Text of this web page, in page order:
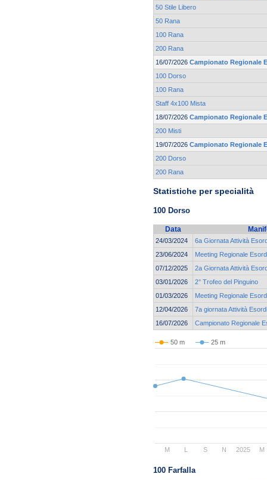
50 Stile Libero
50 Rana
100 Rana
200 Rana
16/07/2026 Campionato Regionale
100 Dorso
100 Rana
Staff 4x100 Mista
18/07/2026 Campionato Regionale
200 Misti
19/07/2026 Campionato Regionale
200 Dorso
200 Rana
Statistiche per specialità
100 Dorso
Data
24/03/2024
6a Giornata Attività
23/06/2024
Meeting Regionale
07/12/2025
2a Giornata Attività
03/01/2026
2° Trofeo del Pinguino
01/03/2026
Meeting Regionale
12/04/2026
7a giornata Attività
16/07/2026
Campionato Regionale
50 m 25 m
2025
M S N M
100 Farfalla